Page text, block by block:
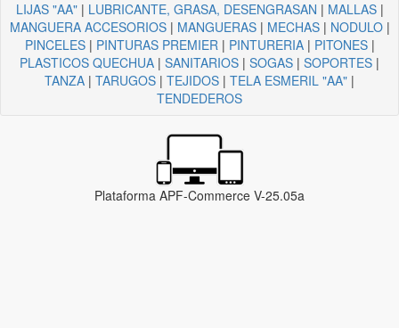
LIJAS "AA"| LUBRICANTE, GRASA, DESENGRASAN | MALLAS|
MANGUERA ACCESORIOS| MANGUERAS| MECHAS| NODULO|
PINCELES| PINTURAS PREMIER | PINTURERIA| PITONES|
PLASTICOS QUECHUA | SANITARIOS | SOGAS | SOPORTES |
TANZA | TARUGOS | TEJIDOS | TELA ESMERIL "AA" |
TENDEDEROS
Plataforma APF-Commerce V-25.05a